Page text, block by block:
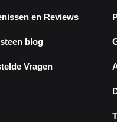
en Reviews
blog
Vragen